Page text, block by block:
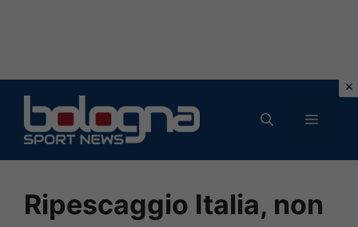
contenuto
MENU
Ripescaggio Italia, non